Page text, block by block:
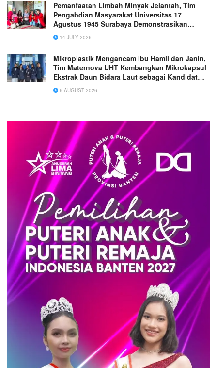
Pemanfaatan Limbah Minyak Jelantah, Tim
Pengabdian Masyarakat Universitas 17
Agustus 1945 Surabaya Demonstrasikan
Pembuatan Lilin Aromaterapi Di Pabrik
Kerupuk
14 JULY 2026
Mikroplastik Mengancam Ibu Hamil dan Janin,
Tim Maternova UHT Kembangkan Mikrokapsul
Ekstrak Daun Bidara Laut sebagai Kandidat
Antiinflamasi Plasenta
6 AUGUST 2026